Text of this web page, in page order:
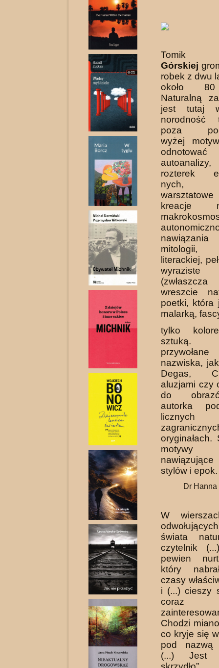
Górskiej
robek z dwu
około
Naturalną
jest tutaj
norodność
poza
wyżej
rozterek
nych,
kreacje
literackiej,
wreszcie
po­etki, która
malarką,
tylko
sztuką.
nazwiska,
Degas,
aluzjami czy
do
autorka
licznych
motywy
stylów i epok.
Dr
W
świata
czytelnik
pewien
który
czasy
i (...) cieszy
coraz
Chodzi
co kryje się
pod nazwą
(...) Jest